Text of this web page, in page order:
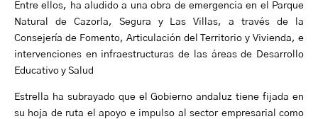
Entre ellos, ha aludido a una obra de emergencia en el Parque
Natural de Cazorla, Segura y Las Villas, a través de la
Consejería de Fomento, Articulación del Territorio y Vivienda, e
intervenciones en infraestructuras de las áreas de Desarrollo
Educativo y Salud
Estrella ha subrayado que el Gobierno andaluz tiene fijada en
su hoja de ruta el apoyo e impulso al sector empresarial como